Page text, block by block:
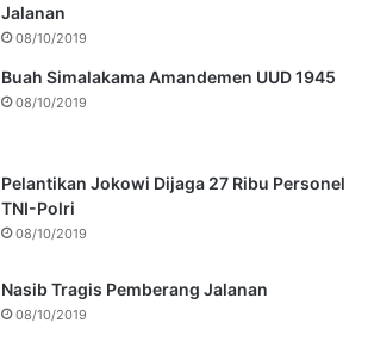
Jalanan
08/10/2019
Buah Simalakama Amandemen UUD 1945
08/10/2019
Pelantikan Jokowi Dijaga 27 Ribu Personel
TNI-Polri
08/10/2019
Nasib Tragis Pemberang Jalanan
08/10/2019